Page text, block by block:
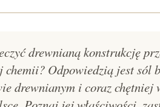
drewnianą konstrukcję
Odpowiedzią jest sól
drewnianym i coraz chętniej